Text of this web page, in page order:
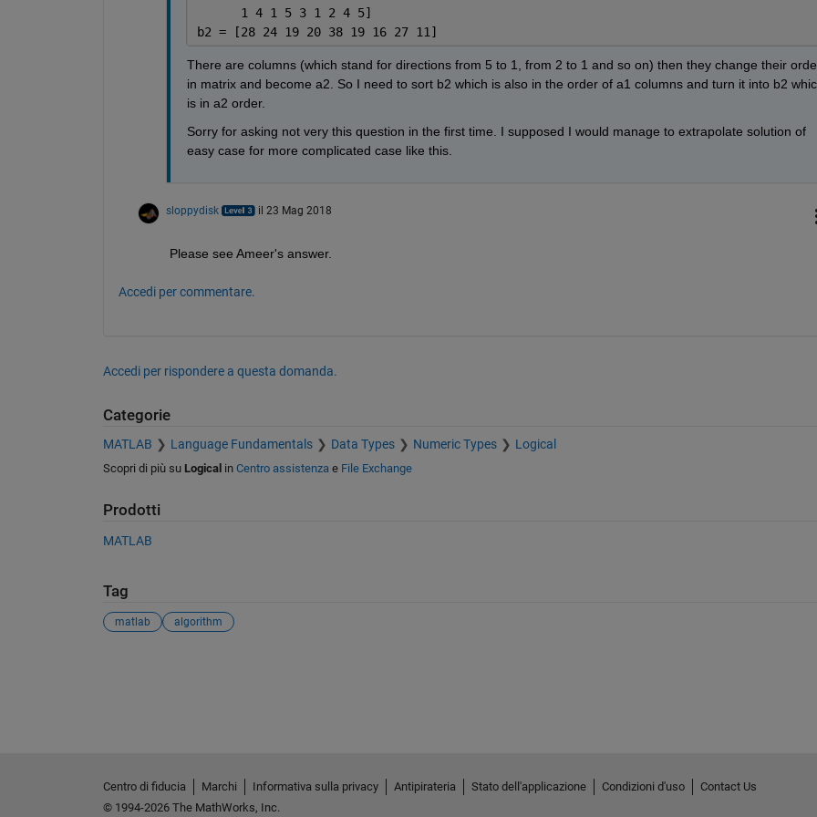
      1 4 1 5 3 1 2 4 5]
b2 = [28 24 19 20 38 19 16 27 11]
There are columns (which stand for directions from 5 to 1, from 2 to 1 and so on) then they change their
in matrix and become a2. So I need to sort b2 which is also in the order of a1 columns and turn it into b2
is in a2 order.
Sorry for asking not very this question in the first time. I supposed I would manage to extrapolate solution of
easy case for more complicated case like this.
sloppydisk il 23 Mag 2018
Please see Ameer's answer.
Accedi per commentare.
Accedi per rispondere a questa domanda.
Categorie
MATLAB Language Fundamentals Data Types Numeric Types Logical
Scopri di più su Logical in Centro assistenzae File Exchange
Prodotti
MATLAB
Tag
matlab algorithm
Centro di fiducia Marchi Informativa sulla privacy Antipirateria Stato dell'applicazione Condizioni d'uso
Contact Us
© 1994-2026 The MathWorks, Inc.